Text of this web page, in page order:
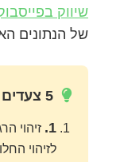
שיווק
של הנתונים
5 צעדים לקמפיין מנצח
1. זיהוי
לזיהוי